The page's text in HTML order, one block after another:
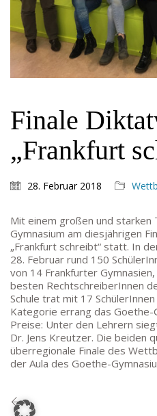
Finale
„Frankfurt
28. Februar 2018
Mit einem großen und starken
Gymnasium am diesjährigen
„Frankfurt schreibt“ statt. In
28. Februar rund 150
von 14 Frankfurter
besten RechtschreiberInnen
Schule trat mit 17
Kategorie errang das Goethe-
Preise: Unter den Lehrern
Dr. Jens Kreutzer. Die beiden
überregionale Finale des
der Aula des Goethe-
60325
SEKRETARIAT
Fr: 9:30 –
TEL: 069-
stellv.
Studienleiter:
Erweiterte Schulleitung:
Anette Reifenberg
© Goethe-Gymnasium 2025